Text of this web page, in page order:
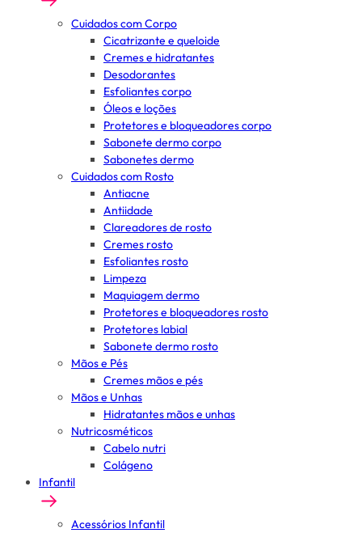
Cuidados com Corpo
Cicatrizante e queloide
Cremes e hidratantes
Desodorantes
Esfoliantes corpo
Óleos e loções
Protetores e bloqueadores corpo
Sabonete dermo corpo
Sabonetes dermo
Cuidados com Rosto
Antiacne
Antiidade
Clareadores de rosto
Cremes rosto
Esfoliantes rosto
Limpeza
Maquiagem dermo
Protetores e bloqueadores rosto
Protetores labial
Sabonete dermo rosto
Mãos e Pés
Cremes mãos e pés
Mãos e Unhas
Hidratantes mãos e unhas
Nutricosméticos
Cabelo nutri
Colágeno
Infantil
Acessórios Infantil